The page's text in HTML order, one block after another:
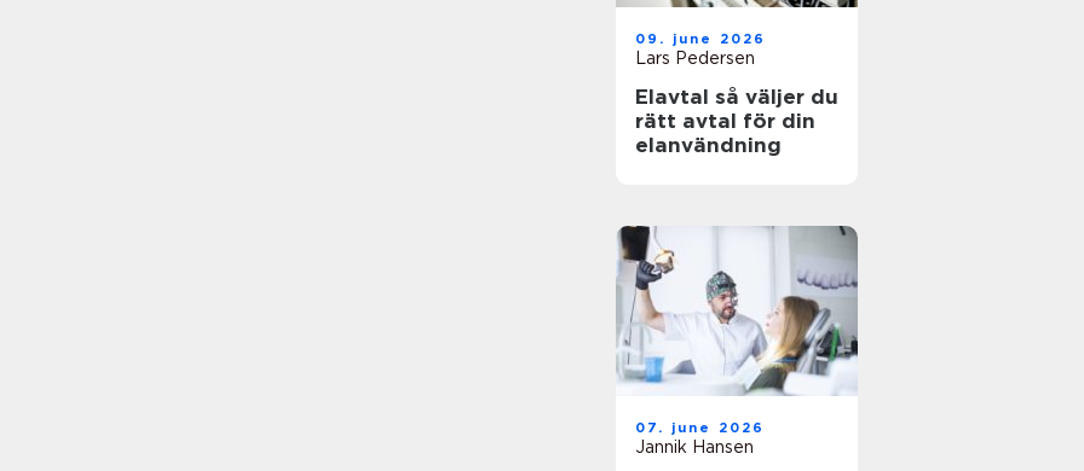
09. june 2026
Lars Pedersen
Elavtal så väljer du
rätt avtal för din
elanvändning
07. june 2026
Jannik Hansen